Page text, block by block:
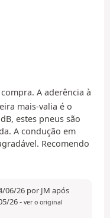
A aderência à
mais-valia é o
estes pneus são
A condução em
Recomendo
06/26 por JM após
26- ver o original